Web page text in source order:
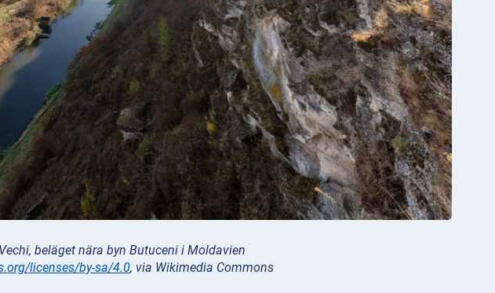
beläget nära byn Butuceni i Moldavien
licenses/by-sa/4.0, via Wikimedia Commons